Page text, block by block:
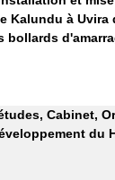
Kalundu à
bollards
Cabinet,
du